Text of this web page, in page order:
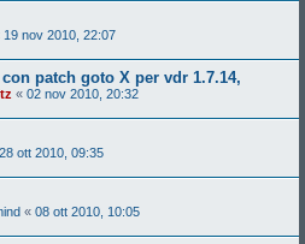
19 nov 2010, 22:07
patch goto X per vdr 1.7.14,
« 02 nov 2010, 20:32
28 ott 2010, 09:35
« 08 ott 2010, 10:05